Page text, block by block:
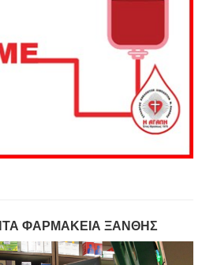
ΦΑΡΜΑΚΕΙΑ ΞΑΝΘΗΣ